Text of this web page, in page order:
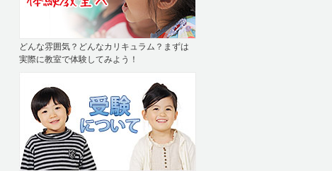
どんな雰囲気？どんなカリキュラム？まずは
実際に教室で体験してみよう！